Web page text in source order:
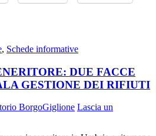
, Schede informative
DUE FACCE
GESTIONE DEI RIFIUTI
BorgoGiglione Lascia un